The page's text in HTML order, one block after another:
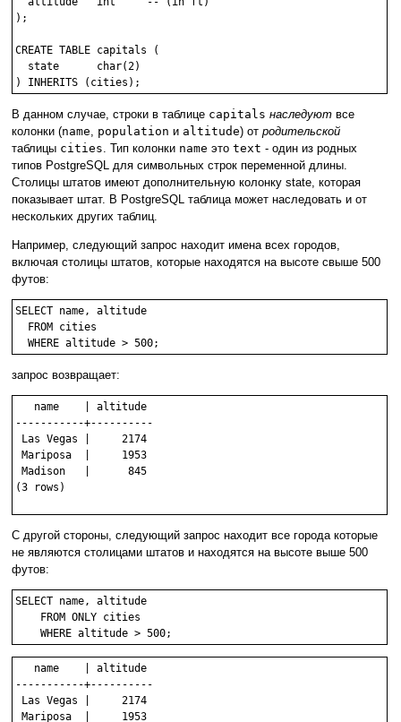
);
CREATE TABLE capitals (
  state      char(2)
) INHERITS (cities);
В данном случае, строки в таблице capitals наследуют все
колонки (name population и altitude) от родительской
таблицы cities . Тип колонки name это text - один из родных
типов PostgreSQL
для символьных строк переменной длины.
Столицы штатов имеют дополнительную колонку state, которая
показывает штат. В PostgreSQL
таблица может наследовать и от
нескольких других таблиц.
Например, следующий запрос находит имена всех городов,
включая столицы штатов, которые находятся на высоте свыше 500
футов:
SELECT name, altitude
  FROM cities
  WHERE altitude > 500;
запрос возвращает:
   name    | altitude
-----------+----------
Las Vegas |     2174
Mariposa  |     1953
Madison   |      845
(3 rows)
С другой стороны, следующий запрос находит все города которые
не являются столицами штатов и находятся на высоте выше 500
футов:
SELECT name, altitude
    FROM ONLY cities
    WHERE altitude > 500;
   name    | altitude
-----------+----------
Las Vegas |     2174
Mariposa  |     1953